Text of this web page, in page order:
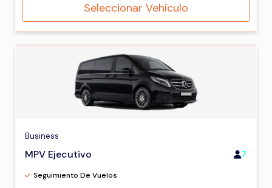
Seleccionar Vehículo
Business
MPV Ejecutivo 7
Seguimiento De Vuelos